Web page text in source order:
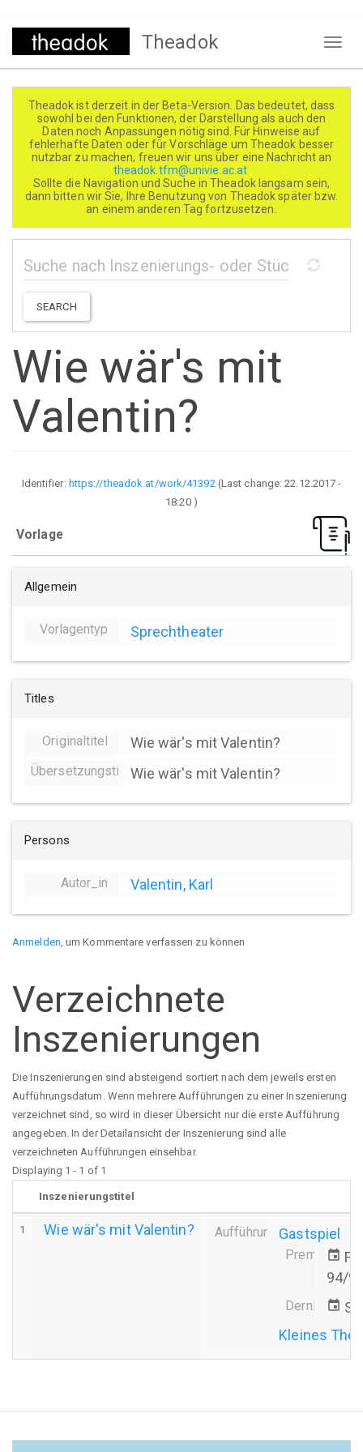
Direkt
Theadok
Theadok ist derzeit in der Beta-Version. Das bedeutet, dass
sowohl bei den Funktionen, der Darstellung als auch den
Daten noch Anpassungen nötig sind. Für Hinweise auf
fehlerhafte Daten oder für Vorschläge um Theadok besser
nutzbar zu machen, freuen wir uns über eine Nachricht an
theadok.tfm@univie.ac.at
Sollte die Navigation und Suche in Theadok langsam sein,
dann bitten wir Sie, Ihre Benutzung von Theadok später bzw.
an einem anderen Tag fortzusetzen.
SEARCH
Wie wär's mit
Valentin?
Identifier: https://theadok.at/work/41392 (Last change:22.12.2017 -
18:20)
Vorlage
Allgemein
Vorlagentyp Sprechtheater
Titles
Originaltitel Wie wär's mit Valentin?
ÜbersetzungstitelWie wär's mit Valentin?
Persons
Autor_in Valentin, Karl
Anmelden, um Kommentare verfassen zu können
Verzeichnete
Inszenierungen
Die Inszenierungen sind absteigend sortiert nach dem jeweils ersten
Aufführungsdatum. Wenn mehrere Aufführungen zu einer Inszenierung
verzeichnet sind, so wird in dieser Übersicht nur die erste Aufführung
angegeben. In der Detailansicht der Inszenierung sind alle
verzeichneten Aufführungen einsehbar.
Displaying 1 - 1 of 1
Inszenierungstitel
1 Wie wär's mit Valentin? Aufführung Gastspiel
Premiere
event
94/
Derniereevent
Kleines